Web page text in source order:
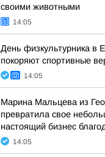
своими животными
14:05
День физкультурника в
покоряют спортивные
14:05
Марина Мальцева из
превратила свое
настоящий бизнес
14:05